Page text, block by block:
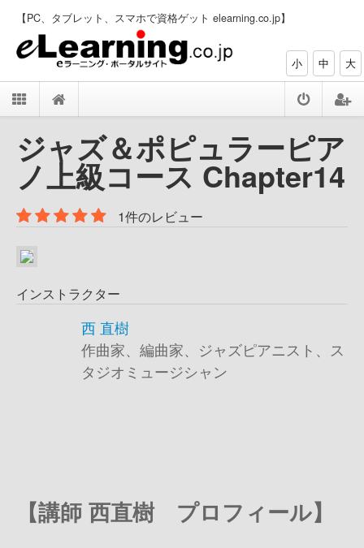
【PC、タブレット、スマホで資格ゲット elearning.co.jp】
小 中 大
ジャズ＆ポピュラーピア
ノ上級コース Chapter14
1件のレビュー
インストラクター
西 直樹
作曲家、編曲家、ジャズピアニスト、ス
タジオミュージシャン
【講師 西直樹 プロフィール】